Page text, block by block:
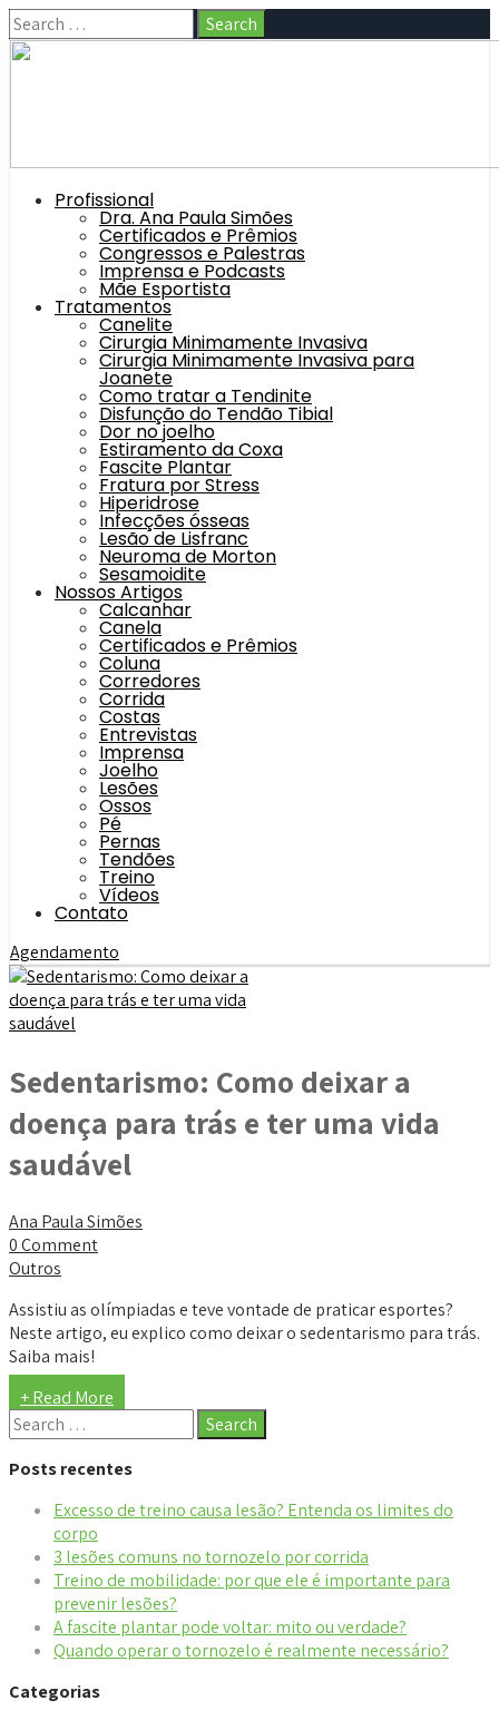
Profissional
Dra. Ana Paula Simões
Certificados e Prêmios
Congressos e Palestras
Imprensa e Podcasts
Mãe Esportista
Tratamentos
Canelite
Cirurgia Minimamente Invasiva
Cirurgia Minimamente Invasiva para
Joanete
Como tratar a Tendinite
Disfunção do Tendão Tibial
Dor no joelho
Estiramento da Coxa
Fascite Plantar
Fratura por Stress
Hiperidrose
Infecções ósseas
Lesão de Lisfranc
Neuroma de Morton
Sesamoidite
Nossos Artigos
Calcanhar
Canela
Certificados e Prêmios
Coluna
Corredores
Corrida
Costas
Entrevistas
Imprensa
Joelho
Lesões
Ossos
Pé
Pernas
Tendões
Treino
Vídeos
Contato
Agendamento
Sedentarismo: Como deixar a
doença para trás e ter uma vida
saudável
Ana Paula Simões
0 Comment
Outros
Assistiu as olímpiadas e teve vontade de praticar esportes?
Neste artigo, eu explico como deixar o sedentarismo para trás.
Saiba mais!
+ Read More
Posts recentes
Excesso de treino causa lesão? Entenda os limites do
corpo
3 lesões comuns no tornozelo por corrida
Treino de mobilidade: por que ele é importante para
prevenir lesões?
A fascite plantar pode voltar: mito ou verdade?
Quando operar o tornozelo é realmente necessário?
Categorias